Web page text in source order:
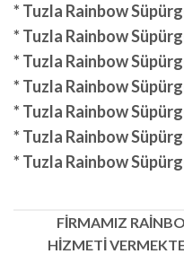
* Tuzla Rainbow
* Tuzla Rainbow
* Tuzla Rainbow
* Tuzla Rainbow
* Tuzla Rainbow
* Tuzla Rainbow
* Tuzla Rainbow
FİRMAMIZ
HİZMETİ